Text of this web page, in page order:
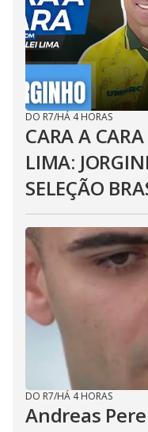
DO R7/HÁ 4 HORAS
CARA A
LIMA:
SELEÇÃO
DO R7/HÁ 4 HORAS
Andreas